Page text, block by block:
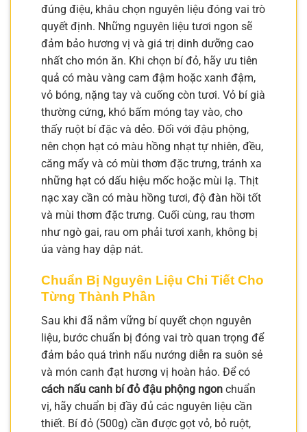
đúng điệu, khâu chọn nguyên liệu đóng vai trò
quyết định. Những nguyên liệu tươi ngon sẽ
đảm bảo hương vị và giá trị dinh dưỡng cao
nhất cho món ăn. Khi chọn bí đỏ, hãy ưu tiên
quả có màu vàng cam đậm hoặc xanh đậm,
vỏ bóng, nặng tay và cuống còn tươi. Vỏ bí già
thường cứng, khó bấm móng tay vào, cho
thấy ruột bí đặc và dẻo. Đối với đậu phộng,
nên chọn hạt có màu hồng nhạt tự nhiên, đều,
căng mẩy và có mùi thơm đặc trưng, tránh xa
những hạt có dấu hiệu mốc hoặc mùi lạ. Thịt
nạc xay cần có màu hồng tươi, độ đàn hồi tốt
và mùi thơm đặc trưng. Cuối cùng, rau thơm
như ngò gai, rau om phải tươi xanh, không bị
úa vàng hay dập nát.
Chuẩn Bị Nguyên Liệu Chi Tiết Cho
Từng Thành Phần
Sau khi đã nắm vững bí quyết chọn nguyên
liệu, bước chuẩn bị đóng vai trò quan trọng để
đảm bảo quá trình nấu nướng diễn ra suôn sẻ
và món canh đạt hương vị hoàn hảo. Để có
cách nấu canh bí đỏ đậu phộng ngon chuẩn
vị, hãy chuẩn bị đầy đủ các nguyên liệu cần
thiết. Bí đỏ (500g) cần được gọt vỏ, bỏ ruột,